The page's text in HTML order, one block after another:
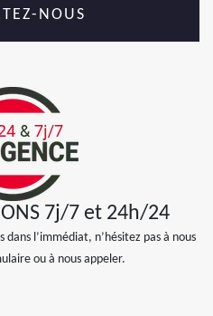
NOUS
7j/7 et 24h/24
dans l’immédiat, n’hésitez pas à nous
ou à nous appeler.